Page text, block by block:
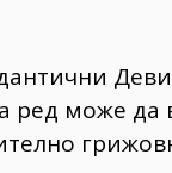
ред може да